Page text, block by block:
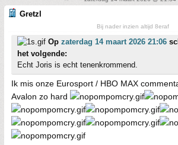
Gretzl
Bij nader inzien altijd 8eraf
Op zaterdag 14 maart 2026 21:06
het volgende:
Echt Joris is echt tenenkrommend.
Ik mis onze Eurosport / HBO MAX
Avalon zo hard